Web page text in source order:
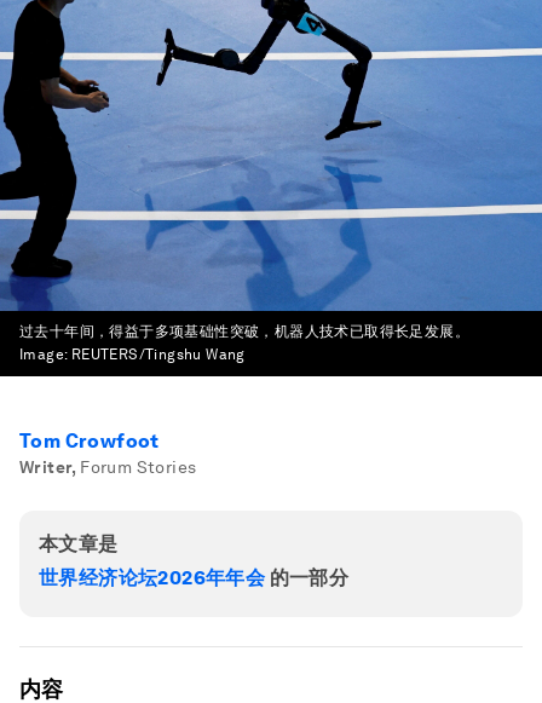
过去十年间，得益于多项基础性突破，机器人技术已取得长足发展。
Image: REUTERS/Tingshu Wang
Tom Crowfoot
Writer, Forum Stories
本文章是
世界经济论坛2026年年会的一部分
内容